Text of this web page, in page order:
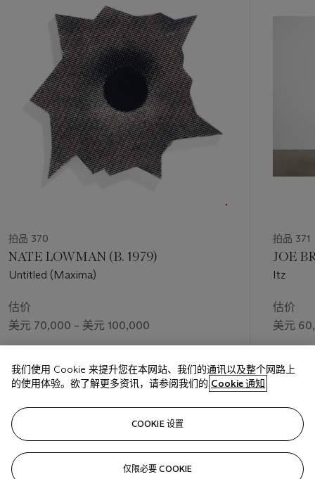
拍品 370
NATE LOWMAN (B. 1979)
Untitled (Maxima)
估价
美元 70,000 – 美元 100,000
美元 44,100
拍品 371
JOE
Itz
估价
美元
美元
下
我们使用 Cookie 来提升您在本网站、我们的通讯以及整个网路上
的使用体验。欲了解更多资讯，请参阅我们的 Cookie 通知
COOKIE 设置
仅限必要 COOKIE